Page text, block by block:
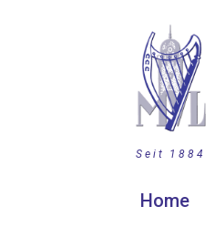
Seit 1884
Home